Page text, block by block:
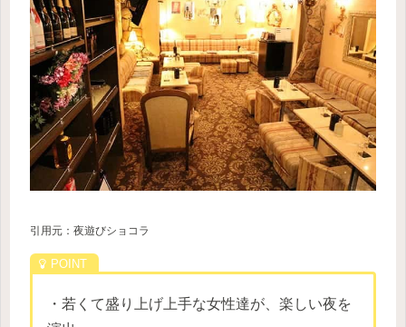
引用元：夜遊びショコラ
・若くて盛り上げ上手な女性達が、楽しい夜を